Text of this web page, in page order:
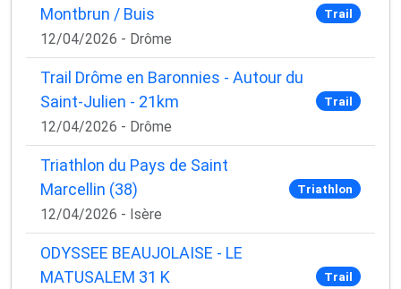
Montbrun / Buis
12/04/2026 - Drôme
Trail
Trail Drôme en Baronnies - Autour du
Saint-Julien - 21km
12/04/2026 - Drôme
Trail
Triathlon du Pays de Saint
Marcellin (38)
12/04/2026 - Isère
Triathlon
ODYSSEE BEAUJOLAISE - LE
MATUSALEM 31 K
Trail